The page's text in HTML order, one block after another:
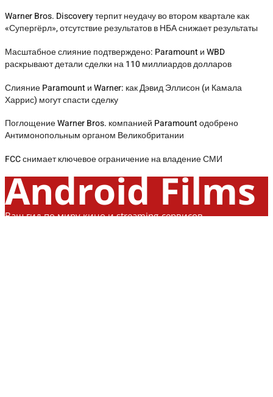
Warner Bros. Discovery терпит неудачу во втором квартале как
«Супергёрл», отсутствие результатов в НБА снижает результаты
Масштабное слияние подтверждено: Paramount и WBD
раскрывают детали сделки на 110 миллиардов долларов
Слияние Paramount и Warner: как Дэвид Эллисон (и Камала
Харрис) могут спасти сделку
Поглощение Warner Bros. компанией Paramount одобрено
Антимонопольным органом Великобритании
FCC снимает ключевое ограничение на владение СМИ
Android Films
Ваш гид по миру кино и streaming-сервисов